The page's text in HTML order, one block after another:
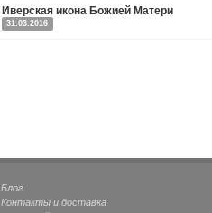
Иверская икона Божией Матери
31.03.2016
Блог
Контакты и доставка